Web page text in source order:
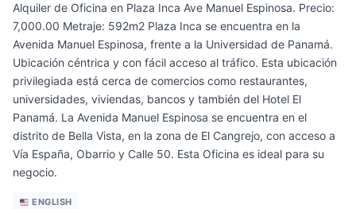
Alquiler de Oficina en Plaza Inca Ave Manuel Espinosa. Precio:
7,000.00 Metraje: 592m2 Plaza Inca se encuentra en la
Avenida Manuel Espinosa, frente a la Universidad de Panamá.
Ubicación céntrica y con fácil acceso al tráfico. Esta ubicación
privilegiada está cerca de comercios como restaurantes,
universidades, viviendas, bancos y también del Hotel El
Panamá. La Avenida Manuel Espinosa se encuentra en el
distrito de Bella Vista, en la zona de El Cangrejo, con acceso a
Vía España, Obarrio y Calle 50. Esta Oficina es ideal para su
negocio.
ENGLISH